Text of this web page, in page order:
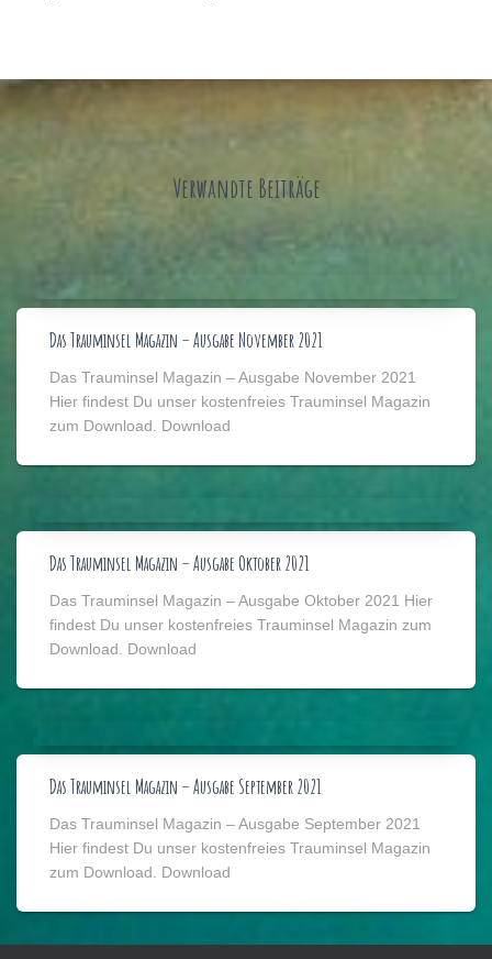
Verwandte Beiträge
Das Trauminsel Magazin – Ausgabe November 2021
Das Trauminsel Magazin – Ausgabe November 2021
Hier findest Du unser kostenfreies Trauminsel Magazin
zum Download. Download
Das Trauminsel Magazin – Ausgabe Oktober 2021
Das Trauminsel Magazin – Ausgabe Oktober 2021 Hier
findest Du unser kostenfreies Trauminsel Magazin zum
Download. Download
Das Trauminsel Magazin – Ausgabe September 2021
Das Trauminsel Magazin – Ausgabe September 2021
Hier findest Du unser kostenfreies Trauminsel Magazin
zum Download. Download